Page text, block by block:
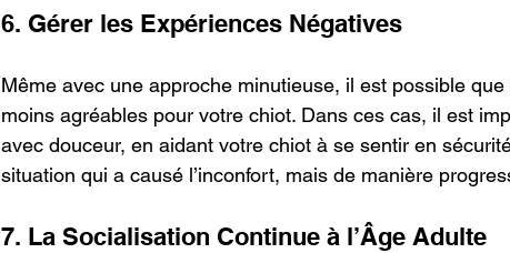
6. Gérer les Expériences Négatives
Même avec une approche minutieuse, il est possible
moins agréables pour votre chiot. Dans ces cas, il est
avec douceur, en aidant votre chiot à se sentir en
situation qui a causé l’inconfort, mais de manière
7. La Socialisation Continue à l’Âge Adulte